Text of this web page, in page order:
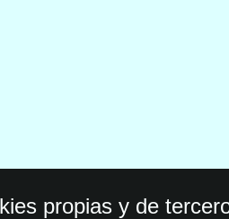
propias y de